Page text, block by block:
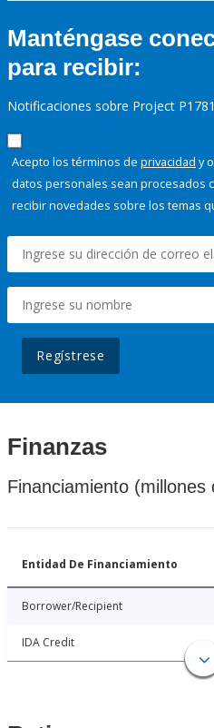
Manténgase
para recibir:
Notificaciones sobre Project
Acepto los términos de privacidad y
datos personales sean procesados
recibir novedades sobre los temas
Regístrese
Finanzas
Financiamiento (millones
Entidad De Financiamiento
Borrower/Recipient
IDA Credit